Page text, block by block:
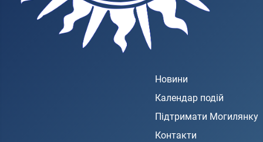
Новини
Календар подій
Підтримати Могилянку
Контакти